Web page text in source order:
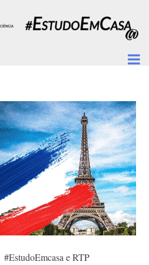
#EstudoEmcasa e RTP